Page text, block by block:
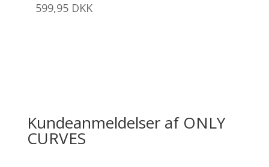
599,95 DKK
Kundeanmeldelser af ONLY
CURVES